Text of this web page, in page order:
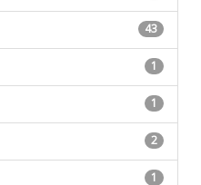
43
1
1
2
1